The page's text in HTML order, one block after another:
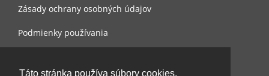
Táto stránka používa súbory cookies.
Zásady ochrany osobných údajov
Podmienky používania